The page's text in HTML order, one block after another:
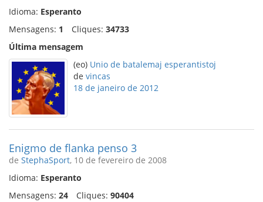
Idioma: Esperanto
Mensagens: 1 Cliques: 34733
Última mensagem
(eo) Unio de batalemaj esperantistoj
de vincas
18 de janeiro de 2012
Enigmo de flanka penso 3
de StephaSport, 10 de fevereiro de 2008
Idioma: Esperanto
Mensagens: 24 Cliques: 90404